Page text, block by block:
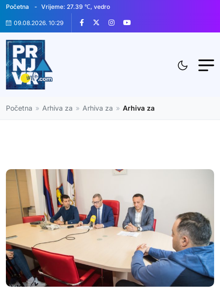
Početna Vrijeme: 27.39 ℃, vedro
09.08.2026. 10:29
Početna » Arhiva za » Arhiva za » Arhiva za